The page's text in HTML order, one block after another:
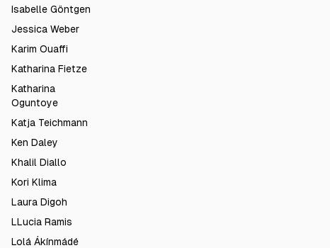
Isabelle Göntgen
Jessica Weber
Karim Ouaffi
Katharina Fietze
Katharina
Oguntoye
Katja Teichmann
Ken Daley
Khalil Diallo
Kori Klima
Laura Digoh
LLucia Ramis
Lolá Ákínmádé